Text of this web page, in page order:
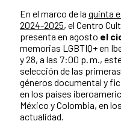
En el marco de la quinta
2024-2025, el Centro
presenta en agosto el
memorias LGBTIQ+ en
y 28, a las 7:00 p. m.,
selección de las
géneros documental y
en los países
México y Colombia, en
actualidad.